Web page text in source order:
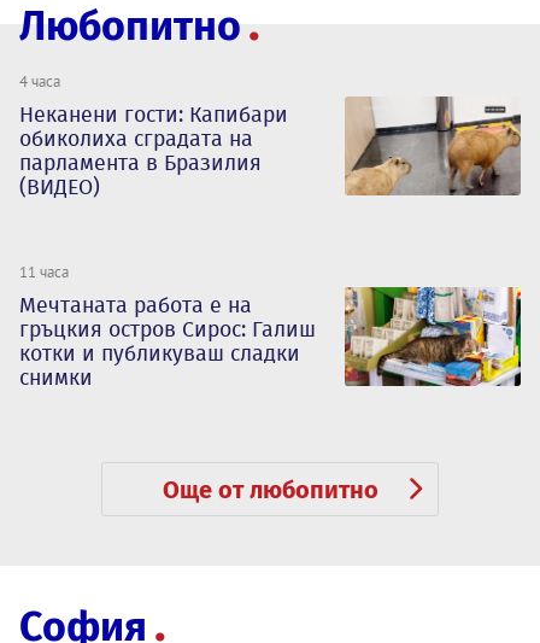
Любопитно
4 часа
Неканени гости: Капибари
обиколиха сградата на
парламента в Бразилия
(ВИДЕО)
11 часа
Мечтаната работа е на
гръцкия остров Сирос: Галиш
котки и публикуваш сладки
снимки
Още от любопитно
София